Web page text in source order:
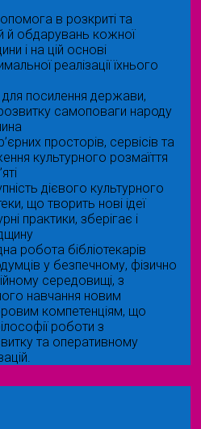
в розкриті та
й обдарувань кожної
і на цій основі
реалізації їхнього
для посилення держави,
самоповаги народу
просторів, сервісів та
культурного розмаїття
дієвого культурного
що творить нові ідеї
практики, зберігає і
робота бібліотекарів
у безпечному, фізично
середовищі, з
навчання новим
компетенціям, що
роботи з
та оперативному